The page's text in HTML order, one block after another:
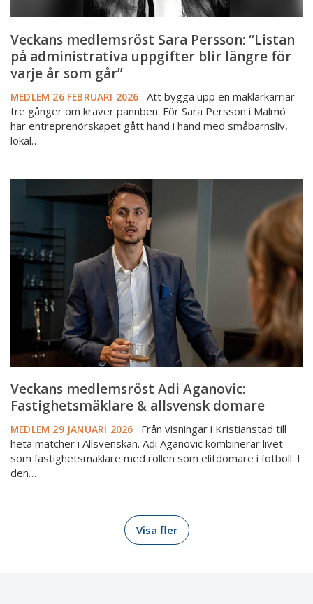
varje
år
som
går”
Veckans medlemsröst Sara Persson: “Listan
på administrativa uppgifter blir längre för
varje år som går”
MEDLEM 26 FEBRUARI 2026
Att bygga upp en mäklarkarriär
tre gånger om kräver pannben. För Sara Persson i Malmö
har entreprenörskapet gått hand i hand med småbarnsliv,
lokal…
Veckans
medlemsröst
Aganovic:
Fastighetsmäklare
allsvensk
domare
Veckans medlemsröst Adi Aganovic:
Fastighetsmäklare & allsvensk domare
MEDLEM 29 JANUARI 2026
Från visningar i Kristianstad till
heta matcher i Allsvenskan. Adi Aganovic kombinerar livet
som fastighetsmäklare med rollen som elitdomare i fotboll. I
den…
Visa fler